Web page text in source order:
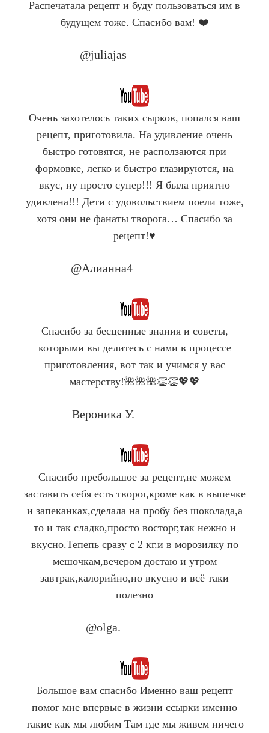
Распечатала рецепт и буду пользоваться им в
будущем тоже. Спасибо вам! ❤️
@juliajas
Очень захотелось таких сырков, попался ваш
рецепт, приготовила. На удивление очень
быстро готовятся, не расползаются при
формовке, легко и быстро глазируются, на
вкус, ну просто супер!!! Я была приятно
удивлена!!! Дети с удовольствием поели тоже,
хотя они не фанаты творога… Спасибо за
рецепт!♥️
@Алианна4
Спасибо за бесценные знания и советы,
которыми вы делитесь с нами в процессе
приготовления, вот так и учимся у вас
мастерству!🌺🌺🌺👏👏💖💖
Вероника У.
Спасибо пребольшое за рецепт,не можем
заставить себя есть творог,кроме как в выпечке
и запеканках,сделала на пробу без шоколада,а
то и так сладко,просто восторг,так нежно и
вкусно.Тепепь сразу с 2 кг.и в морозилку по
мешочкам,вечером достаю и утром
завтрак,калорийно,но вкусно и всё таки
полезно
@olga.
Большое вам спасибо Именно ваш рецепт
помог мне впервые в жизни ссырки именно
такие как мы любим Там где мы живем ничего